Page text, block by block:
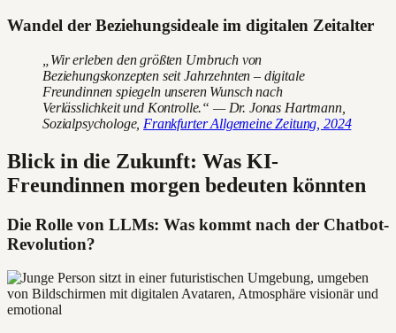
Wandel der Beziehungsideale im digitalen Zeitalter
„Wir erleben den größten Umbruch von
Beziehungskonzepten seit Jahrzehnten – digitale
Freundinnen spiegeln unseren Wunsch nach
Verlässlichkeit und Kontrolle.“ — Dr. Jonas Hartmann,
Sozialpsychologe, Frankfurter Allgemeine Zeitung, 2024
Blick in die Zukunft: Was KI-
Freundinnen morgen bedeuten könnten
Die Rolle von LLMs: Was kommt nach der Chatbot-
Revolution?